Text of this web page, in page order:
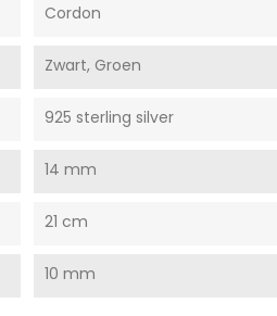
Cordon
Zwart, Groen
925 sterling silver
14 mm
21 cm
10 mm